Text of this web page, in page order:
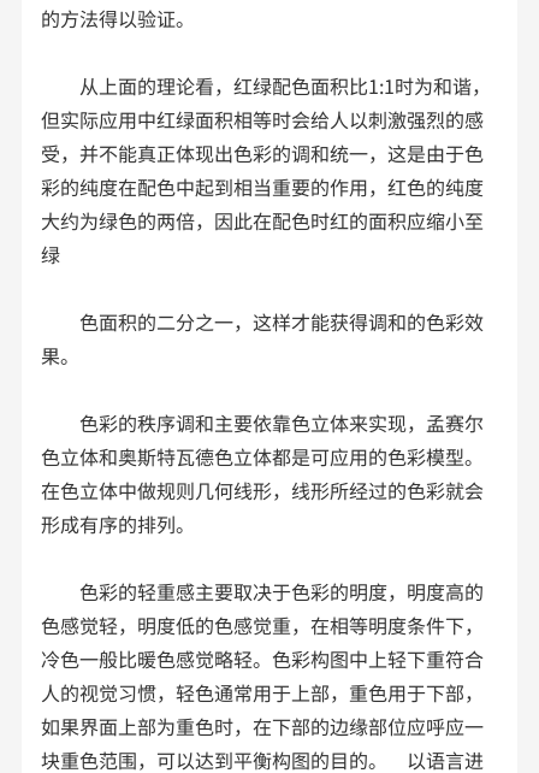
的方法得以验证。
从上面的理论看，红绿配色面积比1:1时为和谐，
但实际应用中红绿面积相等时会给人以刺激强烈的感
受，并不能真正体现出色彩的调和统一，这是由于色
彩的纯度在配色中起到相当重要的作用，红色的纯度
大约为绿色的两倍，因此在配色时红的面积应缩小至
绿
色面积的二分之一，这样才能获得调和的色彩效
果。
色彩的秩序调和主要依靠色立体来实现，孟赛尔
色立体和奥斯特瓦德色立体都是可应用的色彩模型。
在色立体中做规则几何线形，线形所经过的色彩就会
形成有序的排列。
色彩的轻重感主要取决于色彩的明度，明度高的
色感觉轻，明度低的色感觉重，在相等明度条件下，
冷色一般比暖色感觉略轻。色彩构图中上轻下重符合
人的视觉习惯，轻色通常用于上部，重色用于下部，
如果界面上部为重色时，在下部的边缘部位应呼应一
块重色范围，可以达到平衡构图的目的。 以语言进